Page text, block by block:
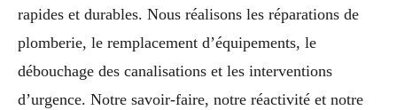
rapides et durables. Nous réalisons les réparations de
plomberie, le remplacement d’équipements, le
débouchage des canalisations et les interventions
d’urgence. Notre savoir-faire, notre réactivité et notre